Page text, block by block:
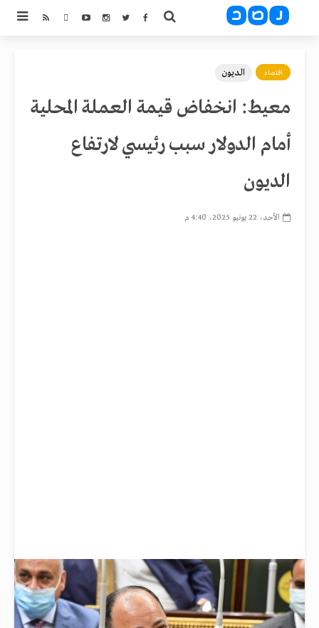
اقتصاد الديون
معيط: انخفاض قيمة العملة المحلية
أمام الدولار سبب رئيسي لارتفاع
الديون
الأحد، 22 يونيو 2025، 4:40 م